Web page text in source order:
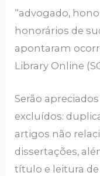
“advogado,
honorários de
apontaram
Library Online
Serão
excluídos:
artigos não
dissertações,
título e leitura